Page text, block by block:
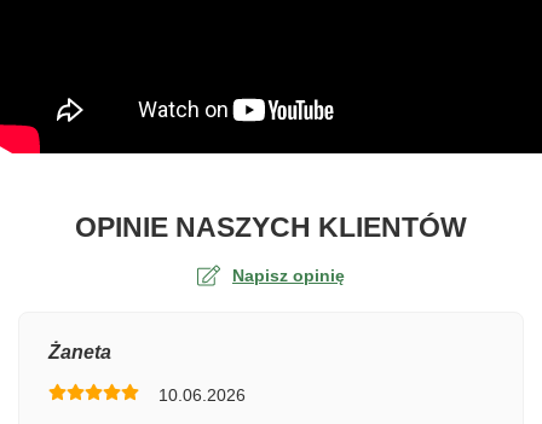
OPINIE NASZYCH KLIENTÓWO
Napisz opinię
Żaneta
10.06.2026